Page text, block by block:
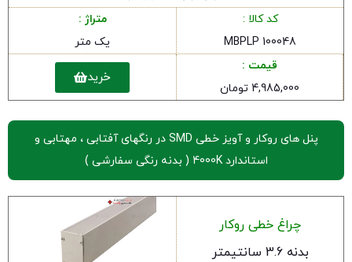
کد کالا :
MBPLP 100048
متراژ :
یک متر
قیمت :
4,985,000 تومان
خرید
پنل های روکار و آویز خطی SMD در رنگهای آفتابی ، مهتابی و
استاندارد 4000K ( بدنه رنگی سفارشی )
چراغ خطی روکار
بدنه 3.6 سانتیمتر